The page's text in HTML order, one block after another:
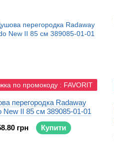
по промокоду : FAVORIT
перегородка Radaway
New II 85 см 389085-01-01
грн
Купити